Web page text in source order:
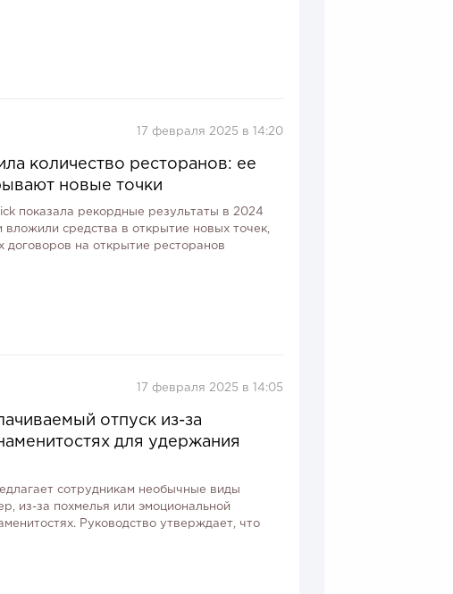
17 февраля 2025 в 14:20
количество ресторанов: ее
новые точки
показала рекордные результаты в 2024
средства в открытие новых точек,
договоров на открытие ресторанов
17 февраля 2025 в 14:05
отпуск из-за
для удержания
сотрудникам необычные виды
из-за похмелья или эмоциональной
Руководство утверждает, что